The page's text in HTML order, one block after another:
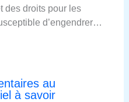
des droits pour les
d’engendrer…
au
à savoir